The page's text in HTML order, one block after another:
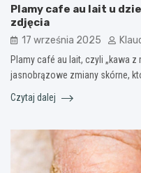
Plamy cafe au lait u
zdjęcia
17 września 2025
Plamy café au lait, czyli „kawa
jasnobrązowe zmiany skórne,
Czytaj dalej